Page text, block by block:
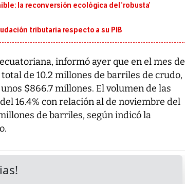
la reconversión ecológica del ‘robusta’
tributaria respecto a su PIB
informó ayer que en el mes de
de 10.2 millones de barriles de crudo,
$866.7 millones. El volumen de las
16.4% con relación al de noviembre del
de barriles, según indicó la